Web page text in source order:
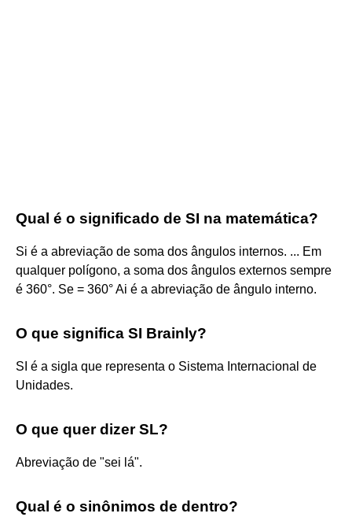
Qual é o significado de SI na matemática?
Si é a abreviação de soma dos ângulos internos. ... Em
qualquer polígono, a soma dos ângulos externos sempre
é 360°. Se = 360° Ai é a abreviação de ângulo interno.
O que significa SI Brainly?
SI é a sigla que representa o Sistema Internacional de
Unidades.
O que quer dizer SL?
Abreviação de "sei lá".
Qual é o sinônimos de dentro?